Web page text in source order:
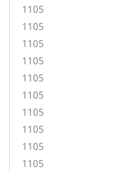
1105
1105
1105
1105
1105
1105
1105
1105
1105
1105